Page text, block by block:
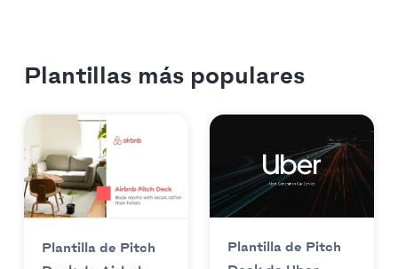
Plantillas más populares
Plantilla de Pitch
Plantilla de Pitch